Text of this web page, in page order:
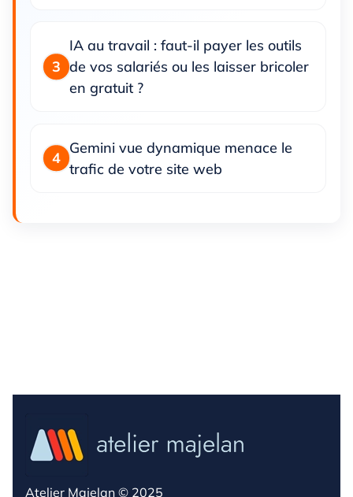
IA au travail : faut-il payer les outils
de vos salariés ou les laisser bricoler
en gratuit ?
Gemini vue dynamique menace le
trafic de votre site web
Atelier Majelan © 2025